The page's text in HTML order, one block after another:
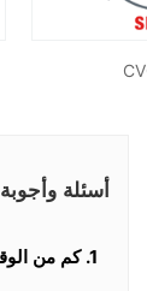
أسئلة وأجوبة
1. كم من الوقت للحصول على المنتج؟